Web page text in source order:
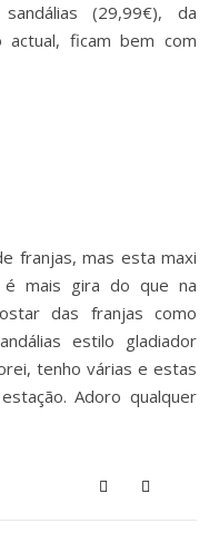
(29,99€), da
ficam bem com
franjas, mas esta maxi
mais gira do que na
das franjas como
estilo gladiador
tenho várias e estas
Adoro qualquer